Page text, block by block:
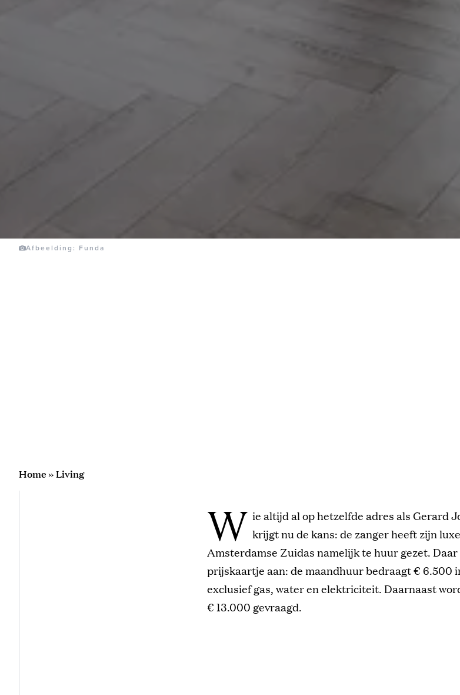
Afbeelding: Funda
Home»Living
W ie altijd al op hetzelfde adres als Gerard
krijgt nu de kans: de zanger heeft zijn
Amsterdamse Zuidas namelijk te huur gezet.
prijskaartje aan: de maandhuur bedraagt € 6.500
exclusief gas, water en elektriciteit. Daarnaast
€ 13.000 gevraagd.